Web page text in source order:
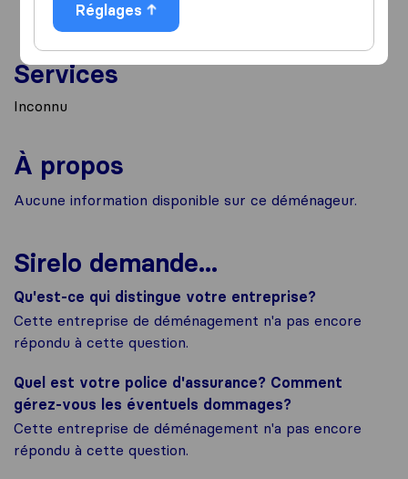
Services
Inconnu
À propos
Aucune information disponible sur ce déménageur.
Sirelo demande...
Qu'est-ce qui distingue votre entreprise?
Cette entreprise de déménagement n'a pas encore
répondu à cette question.
Quel est votre police d'assurance? Comment
gérez-vous les éventuels dommages?
Cette entreprise de déménagement n'a pas encore
répondu à cette question.
Réglages